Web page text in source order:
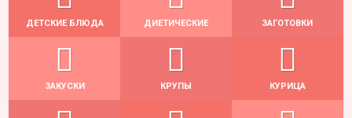
ДЕТСКИЕ БЛЮДА ДИЕТИЧЕСКИЕ ЗАГОТОВКИ
ЗАКУСКИ КРУПЫ КУРИЦА